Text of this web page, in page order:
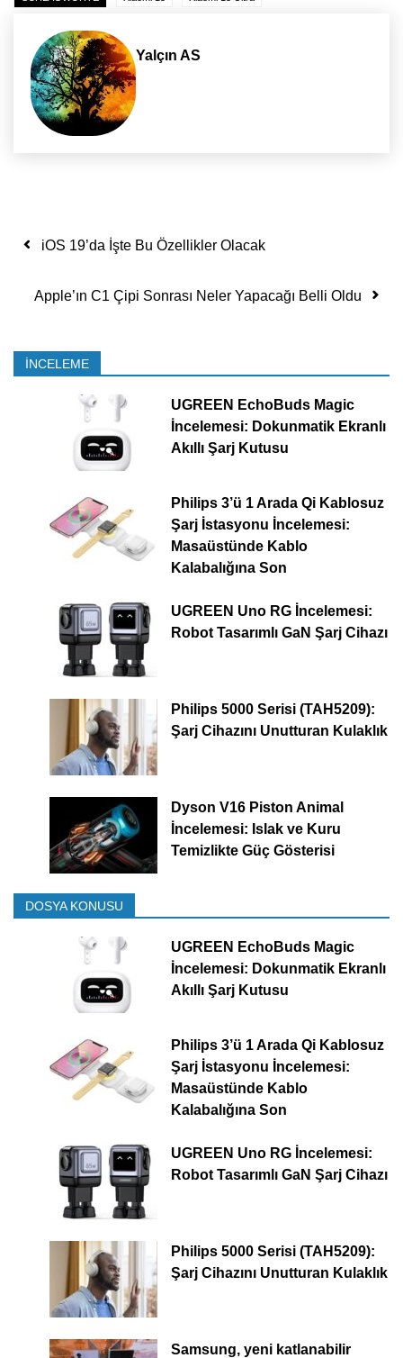
Yalçın AS
Yazı dolaşımı
iOS 19’da İşte Bu Özellikler Olacak
Apple’ın C1 Çipi Sonrası Neler Yapacağı Belli Oldu
İNCELEME
UGREEN EchoBuds Magic
İncelemesi: Dokunmatik Ekranlı
Akıllı Şarj Kutusu
Philips 3’ü 1 Arada Qi Kablosuz
Şarj İstasyonu İncelemesi:
Masaüstünde Kablo
Kalabalığına Son
UGREEN Uno RG İncelemesi:
Robot Tasarımlı GaN Şarj Cihazı
Philips 5000 Serisi (TAH5209):
Şarj Cihazını Unutturan Kulaklık
Dyson V16 Piston Animal
İncelemesi: Islak ve Kuru
Temizlikte Güç Gösterisi
DOSYA KONUSU
UGREEN EchoBuds Magic
İncelemesi: Dokunmatik Ekranlı
Akıllı Şarj Kutusu
Philips 3’ü 1 Arada Qi Kablosuz
Şarj İstasyonu İncelemesi:
Masaüstünde Kablo
Kalabalığına Son
UGREEN Uno RG İncelemesi:
Robot Tasarımlı GaN Şarj Cihazı
Philips 5000 Serisi (TAH5209):
Şarj Cihazını Unutturan Kulaklık
Samsung, yeni katlanabilir